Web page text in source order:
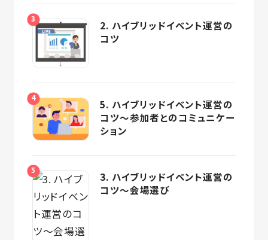
2. ハイブリッドイベント運営の
コツ
5. ハイブリッドイベント運営の
コツ～参加者とのコミュニケー
ション
3. ハイブリッドイベント運営の
コツ～会場選び